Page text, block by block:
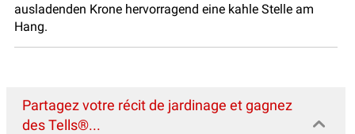
ausladenden Krone hervorragend eine kahle Stelle am
Hang.
Partagez votre récit de jardinage et gagnez
des Tells®...